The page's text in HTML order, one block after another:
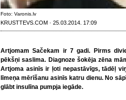
Foto: Varonis.lv
KRUSTTEVS.COM · 25.03.2014. 17:09
Artjomam Sačekam ir 7 gadi. Pirms
pēkšņi saslima. Diagnoze šokēja zēna
Artjoma asinīs ir ļoti nepastāvīgs, tādēļ
līmeņa mērīšanu asinīs katru dienu. No
glābt insulīna pumpja iegāde.